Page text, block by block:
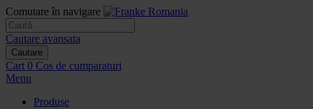
Comutare în navigare
Cautare avansata
Cautare
Cart 0 Cos de cumparaturi
Menu
Produse